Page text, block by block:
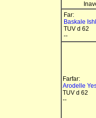
Far:
Baskale
TUV d 62
--
Farfar:
Arodelle
TUV d 62
--